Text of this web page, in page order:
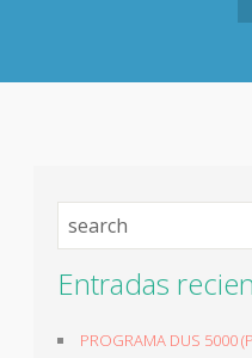
Entradas
PROGRAMA DUS 5000